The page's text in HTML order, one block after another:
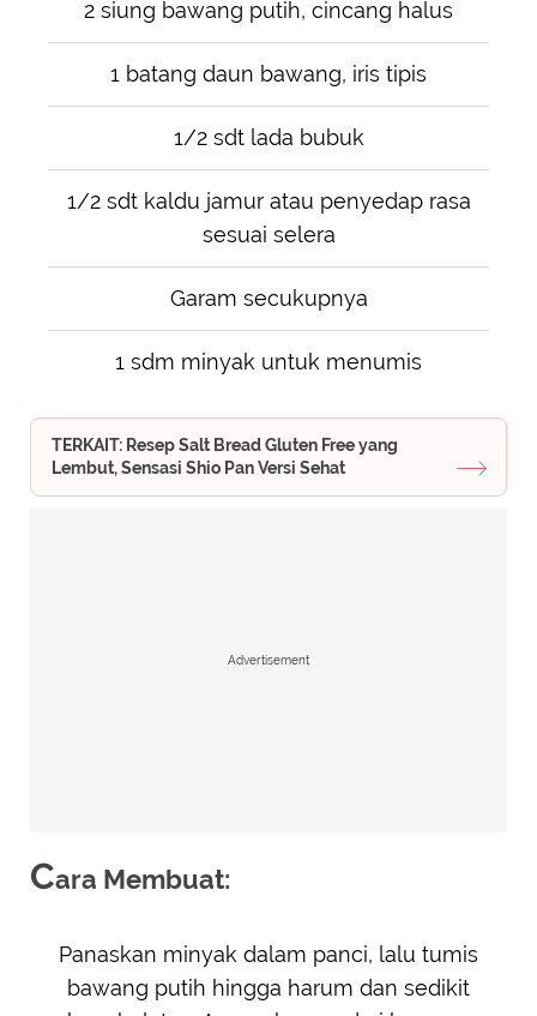
2 siung bawang putih, cincang halus
1 batang daun bawang, iris tipis
1/2 sdt lada bubuk
1/2 sdt kaldu jamur atau penyedap rasa
sesuai selera
Garam secukupnya
1 sdm minyak untuk menumis
TERKAIT: Resep Salt Bread Gluten Free yang
Lembut, Sensasi Shio Pan Versi Sehat
Advertisement
Cara Membuat:
Panaskan minyak dalam panci, lalu tumis
bawang putih hingga harum dan sedikit